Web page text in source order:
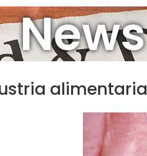
News
alimentaria